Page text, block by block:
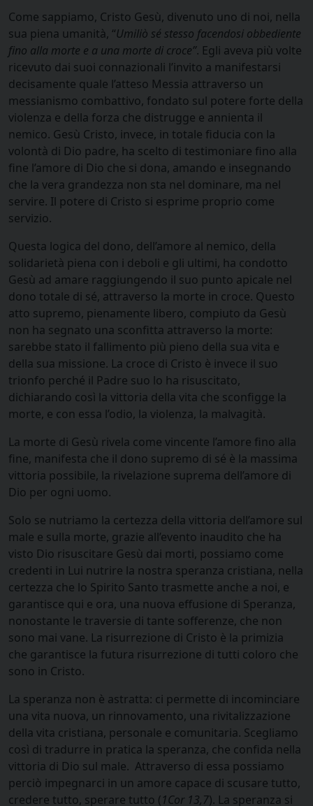
Come sappiamo, Cristo Gesù, divenuto uno di noi, nella
sua piena umanità, “Umiliò sé stesso facendosi obbediente
fino alla morte e a una morte di croce”. Egli aveva più volte
ricevuto dai suoi connazionali l’invito a manifestarsi
decisamente quale l’atteso Messia attraverso un
messianismo combattivo, fondato sul potere forte della
violenza e della forza che distrugge e annienta il
nemico. Gesù Cristo, invece, in totale fiducia con la
volontà di Dio padre, ha scelto di testimoniare fino alla
fine l’amore di Dio che si dona, amando e insegnando
che la vera grandezza non sta nel dominare, ma nel
servire. Il potere di Cristo si esprime proprio come
servizio.
Questa logica del dono, dell’amore al nemico, della
solidarietà piena con i deboli e gli ultimi, ha condotto
Gesù ad amare raggiungendo il suo punto apicale nel
dono totale di sé, attraverso la morte in croce. Questo
atto supremo, pienamente libero, compiuto da Gesù
non ha segnato una sconfitta attraverso la morte:
sarebbe stato il fallimento più pieno della sua vita e
della sua missione. La croce di Cristo è invece il suo
trionfo perché il Padre suo lo ha risuscitato,
dichiarando così la vittoria della vita che sconfigge la
morte, e con essa l’odio, la violenza, la malvagità.
La morte di Gesù rivela come vincente l’amore fino alla
fine, manifesta che il dono supremo di sé è la massima
vittoria possibile, la rivelazione suprema dell’amore di
Dio per ogni uomo.
Solo se nutriamo la certezza della vittoria dell’amore sul
male e sulla morte, grazie all’evento inaudito che ha
visto Dio risuscitare Gesù dai morti, possiamo come
credenti in Lui nutrire la nostra speranza cristiana, nella
certezza che lo Spirito Santo trasmette anche a noi, e
garantisce qui e ora, una nuova effusione di Speranza,
nonostante le traversie di tante sofferenze, che non
sono mai vane. La risurrezione di Cristo è la primizia
che garantisce la futura risurrezione di tutti coloro che
sono in Cristo.
La speranza non è astratta: ci permette di incominciare
una vita nuova, un rinnovamento, una rivitalizzazione
della vita cristiana, personale e comunitaria. Scegliamo
così di tradurre in pratica la speranza, che confida nella
vittoria di Dio sul male. Attraverso di essa possiamo
perciò impegnarci in un amore capace di scusare tutto,
credere tutto, sperare tutto (1Cor 13,7). La speranza si